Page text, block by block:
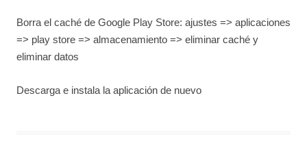
Borra el caché de Google Play Store: ajustes => aplicaciones
=> play store => almacenamiento => eliminar caché y
eliminar datos
Descarga e instala la aplicación de nuevo